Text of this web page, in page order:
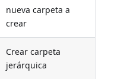
nueva carpeta a
crear
Crear carpeta
jerárquica